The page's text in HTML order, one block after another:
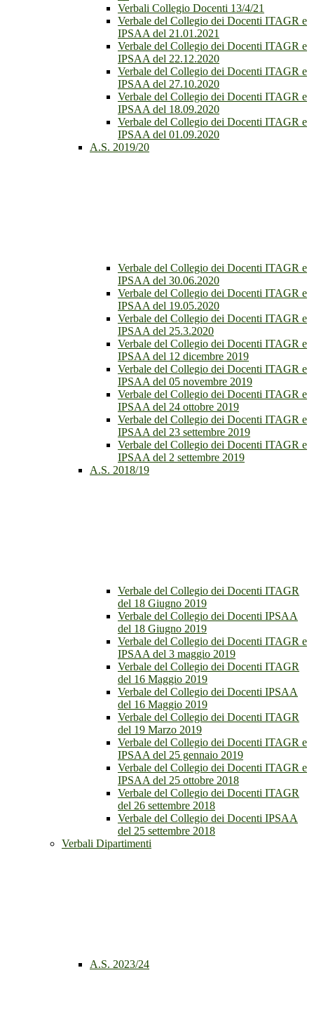
Verbali Collegio Docenti 13/4/21
Verbale del Collegio dei Docenti ITAGR e
IPSAA del 21.01.2021
Verbale del Collegio dei Docenti ITAGR e
IPSAA del 22.12.2020
Verbale del Collegio dei Docenti ITAGR e
IPSAA del 27.10.2020
Verbale del Collegio dei Docenti ITAGR e
IPSAA del 18.09.2020
Verbale del Collegio dei Docenti ITAGR e
IPSAA del 01.09.2020
A.S. 2019/20
Verbale del Collegio dei Docenti ITAGR e
IPSAA del 30.06.2020
Verbale del Collegio dei Docenti ITAGR e
IPSAA del 19.05.2020
Verbale del Collegio dei Docenti ITAGR e
IPSAA del 25.3.2020
Verbale del Collegio dei Docenti ITAGR e
IPSAA del 12 dicembre 2019
Verbale del Collegio dei Docenti ITAGR e
IPSAA del 05 novembre 2019
Verbale del Collegio dei Docenti ITAGR e
IPSAA del 24 ottobre 2019
Verbale del Collegio dei Docenti ITAGR e
IPSAA del 23 settembre 2019
Verbale del Collegio dei Docenti ITAGR e
IPSAA del 2 settembre 2019
A.S. 2018/19
Verbale del Collegio dei Docenti ITAGR
del 18 Giugno 2019
Verbale del Collegio dei Docenti IPSAA
del 18 Giugno 2019
Verbale del Collegio dei Docenti ITAGR e
IPSAA del 3 maggio 2019
Verbale del Collegio dei Docenti ITAGR
del 16 Maggio 2019
Verbale del Collegio dei Docenti IPSAA
del 16 Maggio 2019
Verbale del Collegio dei Docenti ITAGR
del 19 Marzo 2019
Verbale del Collegio dei Docenti ITAGR e
IPSAA del 25 gennaio 2019
Verbale del Collegio dei Docenti ITAGR e
IPSAA del 25 ottobre 2018
Verbale del Collegio dei Docenti ITAGR
del 26 settembre 2018
Verbale del Collegio dei Docenti IPSAA
del 25 settembre 2018
Verbali Dipartimenti
A.S. 2023/24